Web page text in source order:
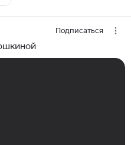
Подписаться